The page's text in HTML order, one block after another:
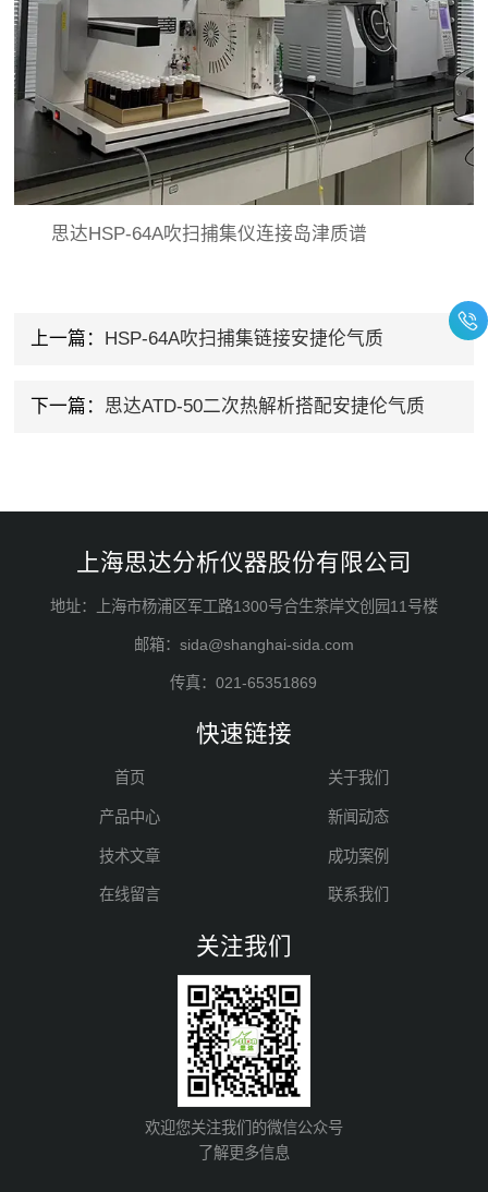
思达HSP-64A吹扫捕集仪连接岛津质谱
上一篇： HSP-64A吹扫捕集链接安捷伦气质
下一篇： 思达ATD-50二次热解析搭配安捷伦气质
上海思达分析仪器股份有限公司
地址：上海市杨浦区军工路1300号合生茶岸文创园11号楼
邮箱：sida@shanghai-sida.com
传真：021-65351869
快速链接
首页 关于我们
产品中心 新闻动态
技术文章 成功案例
在线留言 联系我们
关注我们
欢迎您关注我们的微信公众号
了解更多信息